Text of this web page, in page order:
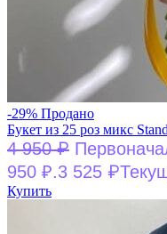
-29% Продано
Букет из 25 роз микс
4 950₽
950 ₽.3 525 ₽
Купить